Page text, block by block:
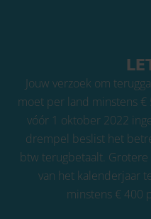
Jouw verzoek om
moet per land minstens
vóór 1 oktober 2022
drempel beslist het
btw terugbetaalt.
van het kalenderjaar
minstens € 400